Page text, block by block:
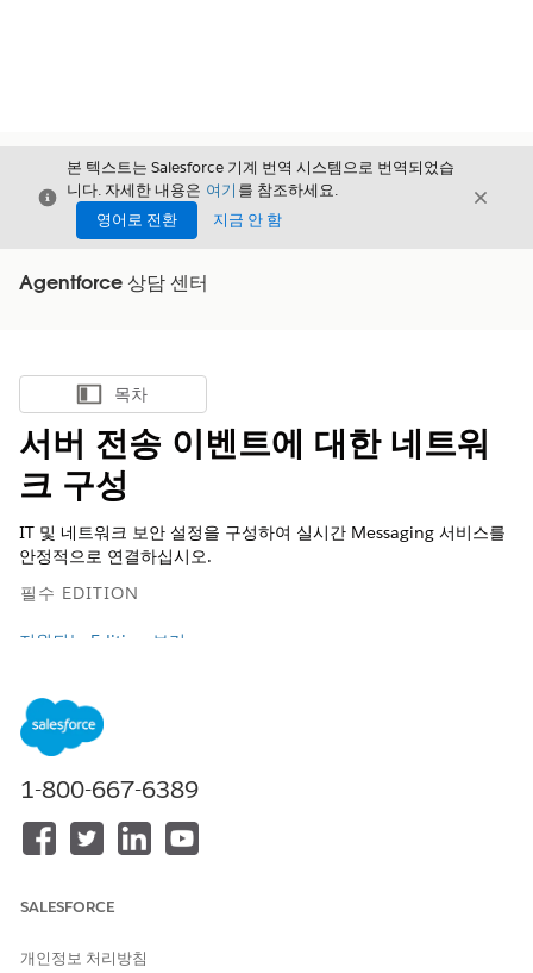
닫기
본 텍스트는 Salesforce 기계 번역 시스템으로 번역되었습
니다. 자세한 내용은 여기 를 참조하세요.
영어로 전환
지금 안 함
닫기
Agentforce 상담 센터
목차 표시
목차
서버 전송 이벤트에 대한 네트워
크 구성
IT 및 네트워크 보안 설정을 구성하여 실시간 Messaging 서비스를
안정적으로 연결하십시오.
필수 EDITION
지원되는 Edition 보기
연결 관리 및 Messaging 세션
처리:
대화 회신 또는 전송:
1-800-667-6389
SALESFORCE
개인정보 처리방침